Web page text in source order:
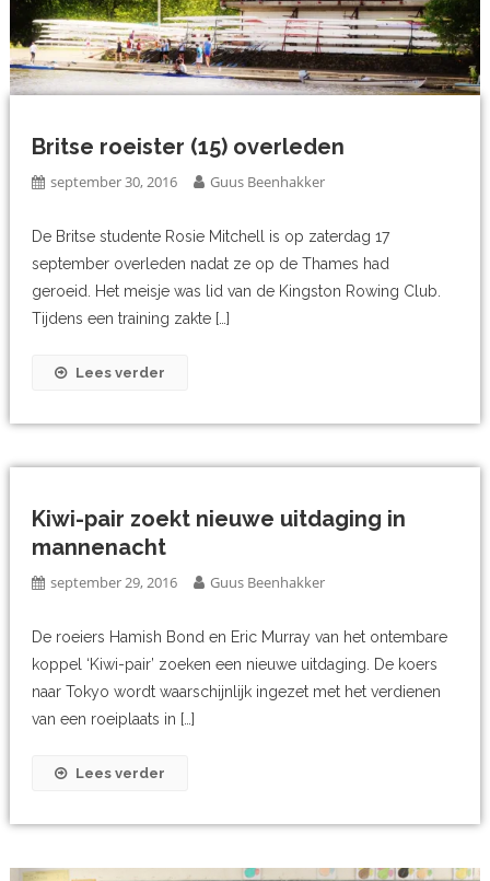
Britse roeister (15) overleden
september 30, 2016 Guus Beenhakker
De Britse studente Rosie Mitchell is op zaterdag 17
september overleden nadat ze op de Thames had
geroeid. Het meisje was lid van de Kingston Rowing Club.
Tijdens een training zakte […]
Lees verder
Kiwi-pair zoekt nieuwe uitdaging in
mannenacht
september 29, 2016 Guus Beenhakker
De roeiers Hamish Bond en Eric Murray van het ontembare
koppel ‘Kiwi-pair’ zoeken een nieuwe uitdaging. De koers
naar Tokyo wordt waarschijnlijk ingezet met het verdienen
van een roeiplaats in […]
Lees verder